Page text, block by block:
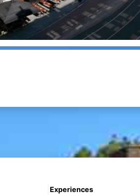
Experiences